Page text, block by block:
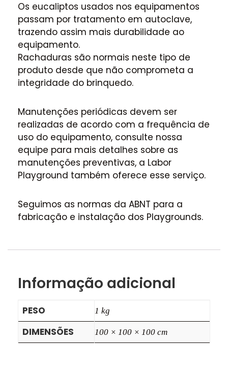
Os eucaliptos usados nos equipamentos
passam por tratamento em autoclave,
trazendo assim mais durabilidade ao
equipamento.
Rachaduras são normais neste tipo de
produto desde que não comprometa a
integridade do brinquedo.
Manutenções periódicas devem ser
realizadas de acordo com a frequência de
uso do equipamento, consulte nossa
equipe para mais detalhes sobre as
manutenções preventivas, a Labor
Playground também oferece esse serviço.
Seguimos as normas da ABNT para a
fabricação e instalação dos Playgrounds.
Informação adicional
PESO 1 kg
DIMENSÕES 100 × 100 × 100 cm